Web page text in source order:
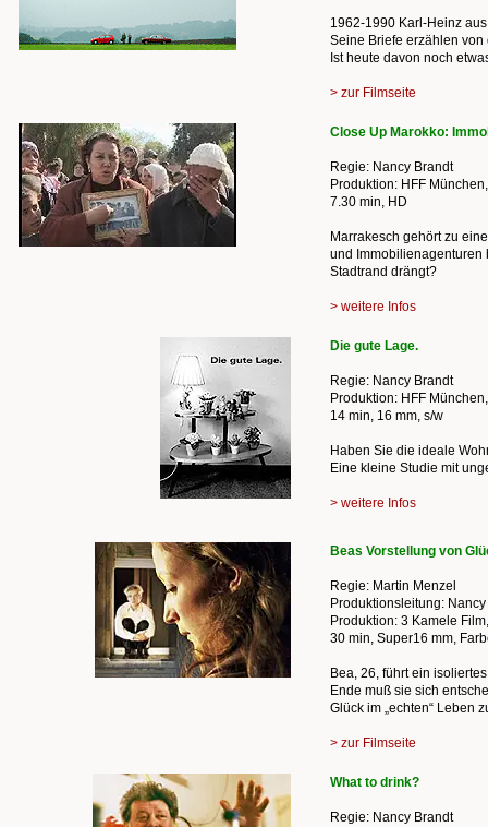
1962-1990 Karl-Heinz
Seine Briefe erzählen
Ist heute davon noch
> zur Filmseite
Close Up Marokko:
Regie: Nancy Brandt
Produktion: HFF
7.30 min, HD
Marrakesch gehört zu
und Immobilienagenturen
Stadtrand drängt?
> weitere Infos
Die gute Lage.
Regie: Nancy Brandt
Produktion: HFF
14 min, 16 mm, s/w
Haben Sie die ideale
Eine kleine Studie mit
> weitere Infos
Beas Vorstellung von
Regie: Martin Menzel
Produktionsleitung:
Produktion: 3 Kamele
30 min, Super16 mm,
Bea, 26, führt ein
Ende muß sie sich
Glück im „echten“ Leben
> zur Filmseite
What to drink?
Regie: Nancy Brandt